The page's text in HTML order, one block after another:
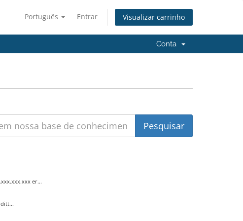
Português Entrar Visualizar carrinho
Conta
er...